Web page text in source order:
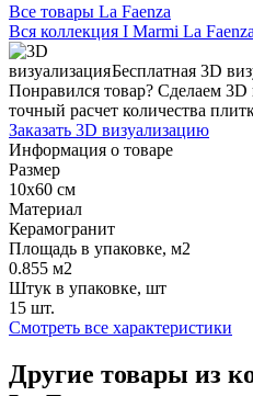
Все товары La Faenza
Вся коллекция I Marmi La Faenza
Бесплатная 3D
Понравился товар? Сделаем 3D
точный расчет количества
Заказать 3D визуализацию
Информация о товаре
Размер
10x60 см
Материал
Керамогранит
Площадь в упаковке, м2
0.855 м2
Штук в упаковке, шт
15 шт.
Смотреть все характеристики
Другие товары из